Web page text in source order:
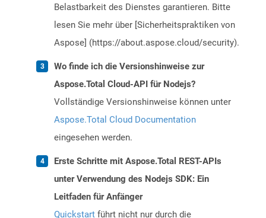
Belastbarkeit des Dienstes garantieren. Bitte
lesen Sie mehr über [Sicherheitspraktiken von
Aspose] (https://about.aspose.cloud/security).
Wo finde ich die Versionshinweise zur
Aspose.Total Cloud-API für Nodejs?
Vollständige Versionshinweise können unter
Aspose.Total Cloud Documentation
eingesehen werden.
Erste Schritte mit Aspose.Total REST-APIs
unter Verwendung des Nodejs SDK: Ein
Leitfaden für Anfänger
Quickstart führt nicht nur durch die